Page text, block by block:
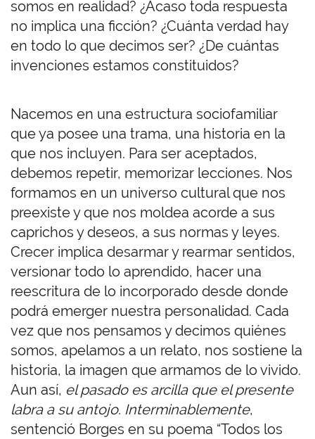
somos en realidad? ¿Acaso toda respuesta
no implica una ficción? ¿Cuánta verdad hay
en todo lo que decimos ser? ¿De cuántas
invenciones estamos constituidos?
Nacemos en una estructura sociofamiliar
que ya posee una trama, una historia en la
que nos incluyen. Para ser aceptados,
debemos repetir, memorizar lecciones. Nos
formamos en un universo cultural que nos
preexiste y que nos moldea acorde a sus
caprichos y deseos, a sus normas y leyes.
Crecer implica desarmar y rearmar sentidos,
versionar todo lo aprendido, hacer una
reescritura de lo incorporado desde donde
podrá emerger nuestra personalidad. Cada
vez que nos pensamos y decimos quiénes
somos, apelamos a un relato, nos sostiene la
historia, la imagen que armamos de lo vivido.
Aun así, el pasado es arcilla que el presente
labra a su antojo. Interminablemente,
sentenció Borges en su poema “Todos los